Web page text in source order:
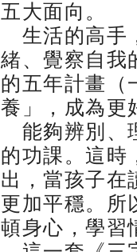
五大面向。
生活的高手
緒、覺察自我
的五年計畫（
養」，成為更
能夠辨別、
的功課。這時
出，當孩子在
更加平穩。所
頓身心，學習